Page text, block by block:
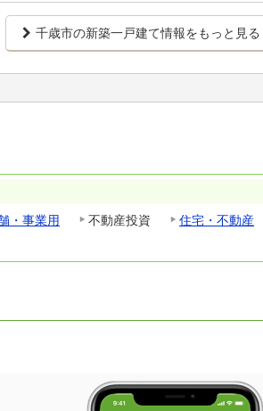
千歳市の新築一戸建て情報をもっと見る
・事業用 不動産投資
住宅・不動産